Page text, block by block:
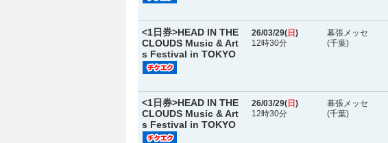
<1日券>HEAD IN THE
CLOUDS Music & Art
s Festival in TOKYO
26/03/29( 日 )
12時30分
幕張メッセ
(千葉)
<1日券>HEAD IN THE
CLOUDS Music & Art
s Festival in TOKYO
26/03/29( 日 )
12時30分
幕張メッセ
(千葉)